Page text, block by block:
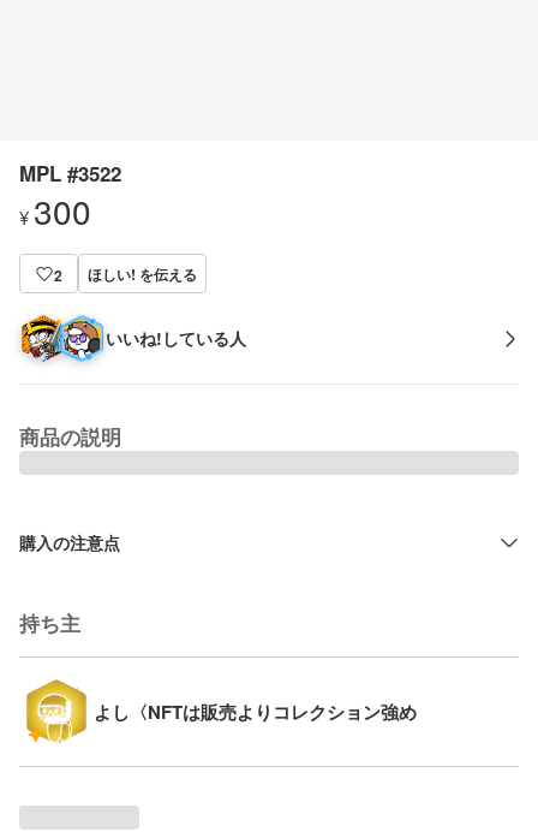
MPL #3522
¥ 300
2 ほしい! を伝える
いいね!している人
商品の説明
購入の注意点
持ち主
よし〈NFTは販売よりコレクション強め